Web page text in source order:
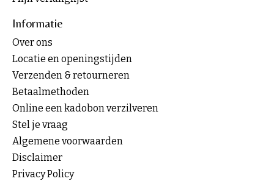
Informatie
Over ons
Locatie en openingstijden
Verzenden & retourneren
Betaalmethoden
Online een kadobon verzilveren
Stel je vraag
Algemene voorwaarden
Disclaimer
Privacy Policy